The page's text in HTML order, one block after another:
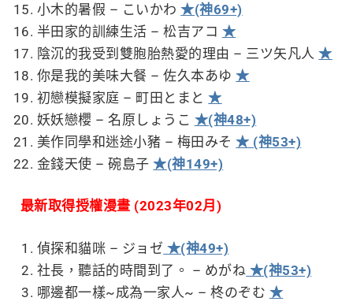
小木的暑假 – こいかわ★(神69+)
半田家的訓練生活 – 松吉アコ ★
陰沉的我受到雙胞胎熱愛的理由 – 三ツ矢凡人★
你是我的美味大餐 – 佐久本あゆ★
初戀模擬家庭 – 町田とまと★
妖妖戀櫻 – 名原しょうこ ★(神48+)
美作同學和迷途小豬 – 梅田みそ★ (神53+)
金錢天使 – 碗島子★(神149+)
最新取得授權漫畫 (2023年02月)
偵探和貓咪 – ジョゼ ★(神49+)
社長，聽話的時間到了。 – めがね ★(神53+)
哪邊都一樣~成為一家人~ – 柊のぞむ ★